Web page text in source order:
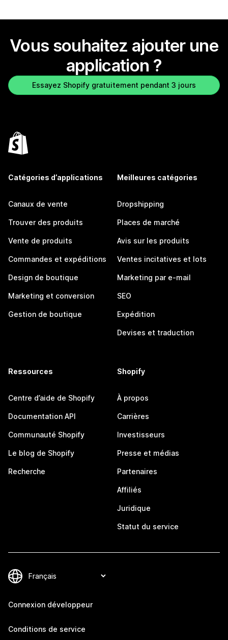
Vous souhaitez ajouter une
application ?
Essayez Shopify gratuitement pendant 3 jours
Catégories d’applications
Canaux de vente
Trouver des produits
Vente de produits
Commandes et expéditions
Design de boutique
Marketing et conversion
Gestion de boutique
Meilleures catégories
Dropshipping
Places de marché
Avis sur les produits
Ventes incitatives et lots
Marketing par e-mail
SEO
Expédition
Devises et traduction
Ressources
Centre d’aide de Shopify
Documentation API
Communauté Shopify
Le blog de Shopify
Recherche
Shopify
À propos
Carrières
Investisseurs
Presse et médias
Partenaires
Affiliés
Juridique
Statut du service
Connexion développeur
Conditions de service